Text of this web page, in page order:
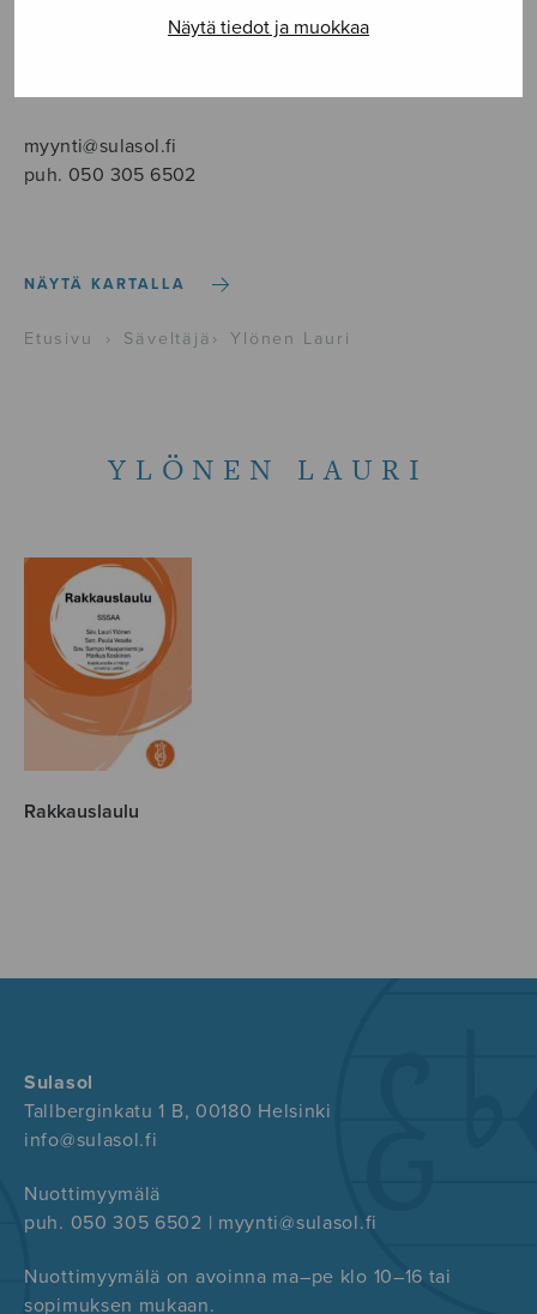
Näytä tiedot ja muokkaa
00180 Helsinki
myynti@sulasol.fi
puh. 050 305 6502
NÄYTÄ KARTALLA
Etusivu › Säveltäjä › Ylönen Lauri
YLÖNEN LAURI
Rakkauslaulu
Sulasol
Tallberginkatu 1 B, 00180 Helsinki
info@sulasol.fi
Nuottimyymälä
puh. 050 305 6502 | myynti@sulasol.fi
Nuottimyymälä on avoinna ma–pe klo 10–16 tai
sopimuksen mukaan.